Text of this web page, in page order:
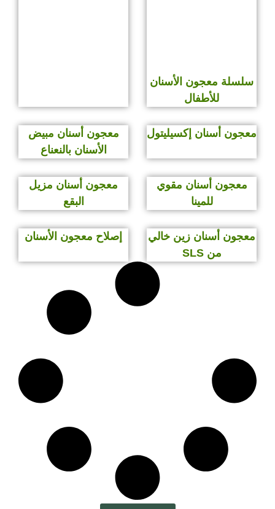
سلسلة معجون الأسنان
للأطفال
معجون أسنان إكسيليتول
معجون أسنان مبيض
الأسنان بالنعناع
معجون أسنان مقوي
للمينا
معجون أسنان مزيل
البقع
معجون أسنان زين خالي
من SLS
إصلاح معجون الأسنان